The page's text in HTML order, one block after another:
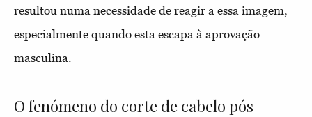
resultou numa necessidade de reagir a essa imagem,
especialmente quando esta escapa à aprovação
masculina.
O fenómeno do corte de cabelo pós